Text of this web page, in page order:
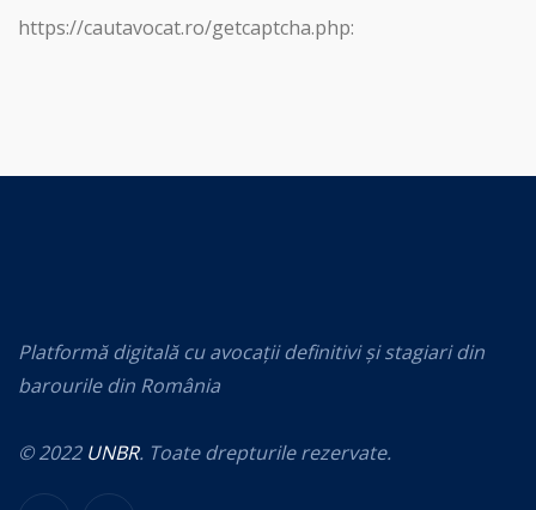
https://cautavocat.ro/getcaptcha.php:
Platformă digitală cu avocații definitivi și stagiari din
barourile din România
© 2022 UNBR. Toate drepturile rezervate.